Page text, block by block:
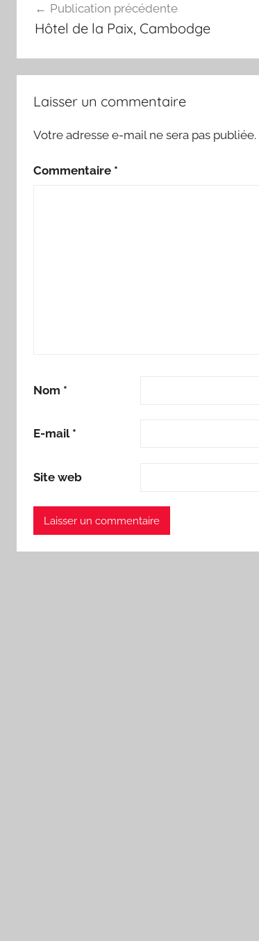
de
Publication précédente
Hôtel de la Paix, Cambodge
Laisser un commentaire
Votre adresse e-mail ne sera pas publiée.
Commentaire *
Nom *
E-mail *
Site web